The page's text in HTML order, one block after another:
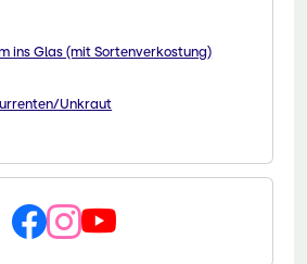
ins Glas (mit Sortenverkostung)
Unkraut